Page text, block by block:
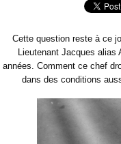
Cette question reste à ce
Lieutenant Jacques alias
années. Comment ce chef
dans des conditions